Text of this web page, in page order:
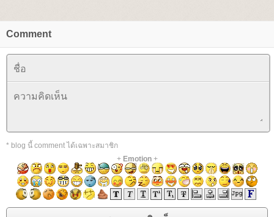
Comment
* blog นี้ comment ได้เฉพาะสมาชิก
+ Emotion+